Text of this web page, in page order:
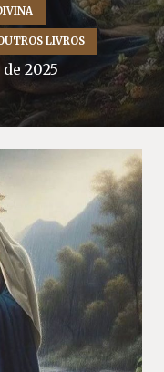
LIVROS
2025